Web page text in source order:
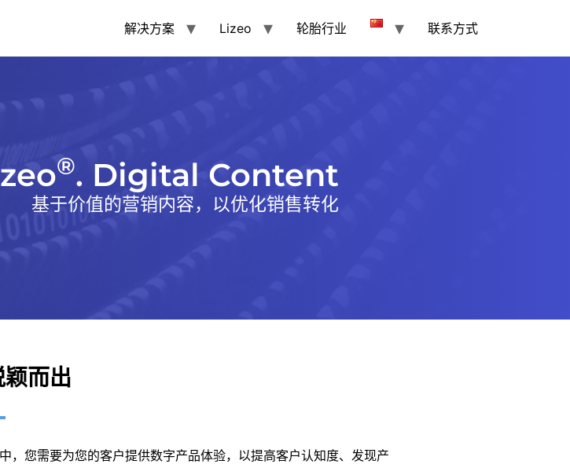
解决方案 Lizeo 轮胎行业 联系方式
®. Digital Content
基于价值的营销内容，以优化销售转化
而出
，您需要为您的客户提供数字产品体验，以提高客户认知度、发现产